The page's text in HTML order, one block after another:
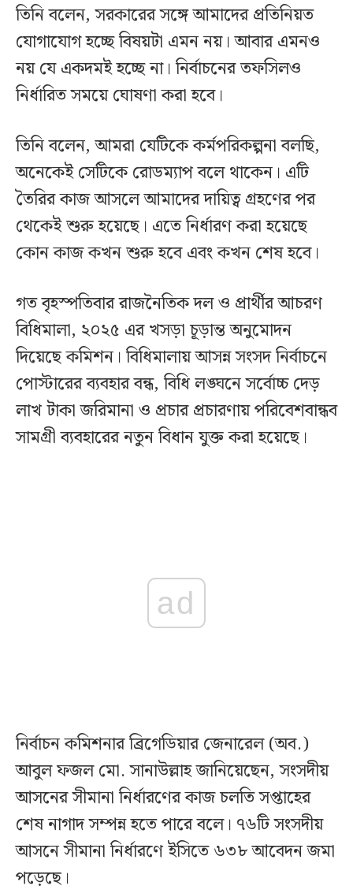
তিনি বলেন, সরকারের সঙ্গে আমাদের প্রতিনিয়ত
যোগাযোগ হচ্ছে বিষয়টা এমন নয়। আবার এমনও
নয় যে একদমই হচ্ছে না। নির্বাচনের তফসিলও
নির্ধারিত সময়ে ঘোষণা করা হবে।
তিনি বলেন, আমরা যেটিকে কর্মপরিকল্পনা বলছি,
অনেকেই সেটিকে রোডম্যাপ বলে থাকেন। এটি
তৈরির কাজ আসলে আমাদের দায়িত্ব গ্রহণের পর
থেকেই শুরু হয়েছে। এতে নির্ধারণ করা হয়েছে
কোন কাজ কখন শুরু হবে এবং কখন শেষ হবে।
গত বৃহস্পতিবার রাজনৈতিক দল ও প্রার্থীর আচরণ
বিধিমালা, ২০২৫ এর খসড়া চূড়ান্ত অনুমোদন
দিয়েছে কমিশন। বিধিমালায় আসন্ন সংসদ নির্বাচনে
পোস্টারের ব্যবহার বন্ধ, বিধি লঙ্ঘনে সর্বোচ্চ দেড়
লাখ টাকা জরিমানা ও প্রচার প্রচারণায় পরিবেশবান্ধব
সামগ্রী ব্যবহারের নতুন বিধান যুক্ত করা হয়েছে।
ad
নির্বাচন কমিশনার ব্রিগেডিয়ার জেনারেল (অব.)
আবুল ফজল মো. সানাউল্লাহ জানিয়েছেন, সংসদীয়
আসনের সীমানা নির্ধারণের কাজ চলতি সপ্তাহের
শেষ নাগাদ সম্পন্ন হতে পারে বলে। ৭৬টি সংসদীয়
আসনে সীমানা নির্ধারণে ইসিতে ৬৩৮ আবেদন জমা
পড়েছে।